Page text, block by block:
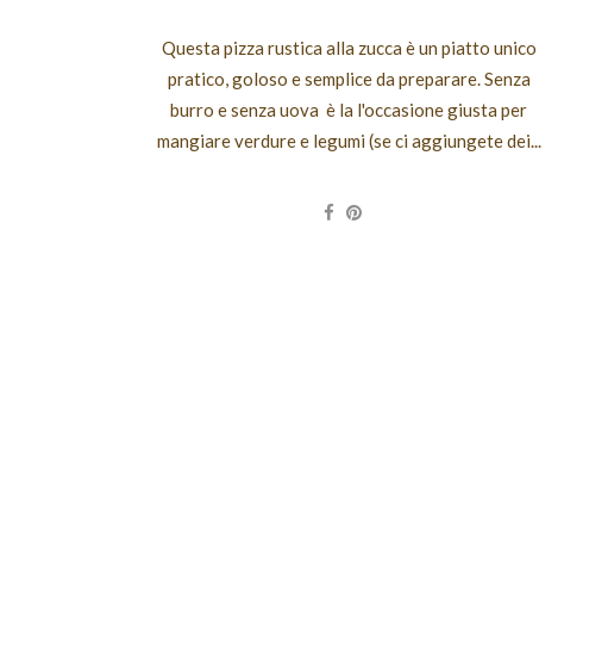
Questa pizza rustica alla zucca è un piatto unico
pratico, goloso e semplice da preparare. Senza
burro e senza uova è la l'occasione giusta per
mangiare verdure e legumi (se ci aggiungete dei...